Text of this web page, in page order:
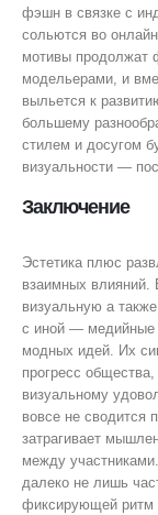
фэшн в связке с
сольются во
мотивы продолжат
модельерами, и
выльется к
большему
стилем и досугом
визуальности —
Заключение
Эстетика плюс
взаимных влияний.
визуальную а
с иной — медийные
модных идей. Их
прогресс
визуальному
вовсе не
затрагивает
между
далеко не лишь
фиксирующей ритм